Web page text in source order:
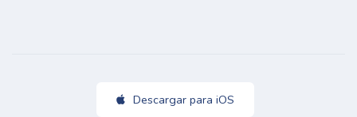
Descargar para iOS